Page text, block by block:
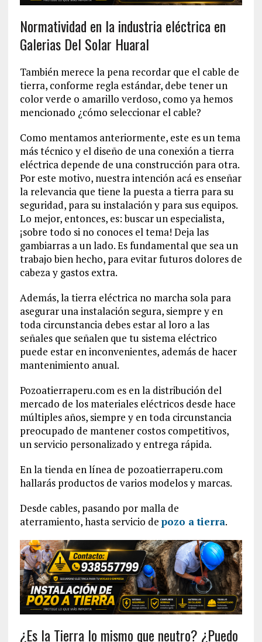
Normatividad en la industria eléctrica en
Galerias Del Solar Huaral
También merece la pena recordar que el cable de
tierra, conforme regla estándar, debe tener un
color verde o amarillo verdoso, como ya hemos
mencionado ¿cómo seleccionar el cable?
Como mentamos anteriormente, este es un tema
más técnico y el diseño de una conexión a tierra
eléctrica depende de una construcción para otra.
Por este motivo, nuestra intención acá es enseñar
la relevancia que tiene la puesta a tierra para su
seguridad, para su instalación y para sus equipos.
Lo mejor, entonces, es: buscar un especialista,
¡sobre todo si no conoces el tema! Deja las
gambiarras a un lado. Es fundamental que sea un
trabajo bien hecho, para evitar futuros dolores de
cabeza y gastos extra.
Además, la tierra eléctrica no marcha sola para
asegurar una instalación segura, siempre y en
toda circunstancia debes estar al loro a las
señales que señalen que tu sistema eléctrico
puede estar en inconvenientes, además de hacer
mantenimiento anual.
Pozoatierraperu.com es en la distribución del
mercado de los materiales eléctricos desde hace
múltiples años, siempre y en toda circunstancia
preocupado de mantener costos competitivos,
un servicio personalizado y entrega rápida.
En la tienda en línea de pozoatierraperu.com
hallarás productos de varios modelos y marcas.
Desde cables, pasando por malla de
aterramiento, hasta servicio de pozo a tierra.
¿Es la Tierra lo mismo que neutro? ¿Puedo